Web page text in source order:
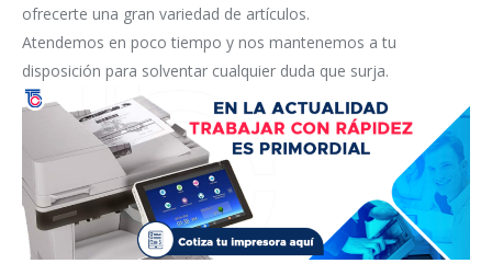
ofrecerte una gran variedad de artículos.
Atendemos en poco tiempo y nos mantenemos a tu
disposición para solventar cualquier duda que surja.